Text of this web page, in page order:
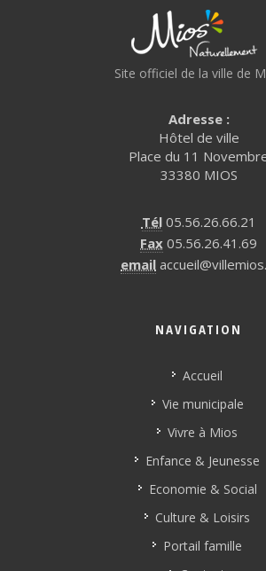
Site officiel de la ville de
Adresse :
Hôtel de ville
Place du 11
33380 MIOS
Tél05.56.26.66.21
Fax 05.56.26.41.69
email
NAVIGATION
Accueil
Vie municipale
Vivre à Mios
Enfance & Jeunesse
Economie & Social
Culture & Loisirs
Portail famille